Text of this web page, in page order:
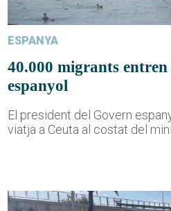
ESPANYA
40.000 migrants
espanyol
El president del Govern
viatja a Ceuta al costat del